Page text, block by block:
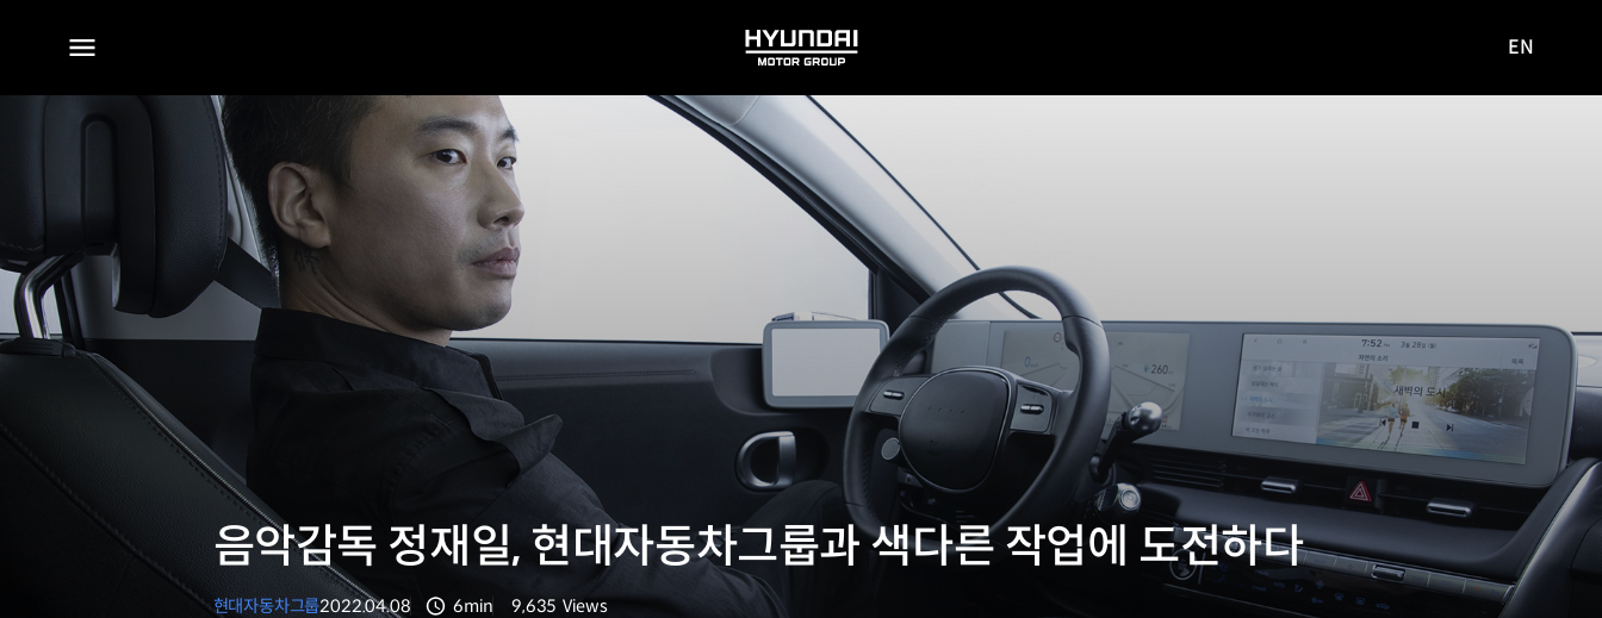
전체
메뉴
HYUNDAI
MOTOR
GROUP
사이트로
EN
음악감독 정재일, 현대자동차그룹과 색다른 작업에 도전하다
현대자동차그룹2022.04.08 6min 9,635 Views